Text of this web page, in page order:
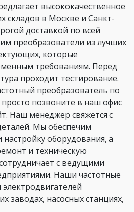
высококачественное
складов в Москве и Санкт-
доставкой по всей
преобразователи из лучших
которые
требованиям. Перед
проходит тестирование.
преобразователь по
просто позвоните в наш офис
Наш менеджер свяжется с
Мы обеспечим
настройку оборудования, а
и техническую
с ведущими
Наши частотные
заводах, насосных станциях,